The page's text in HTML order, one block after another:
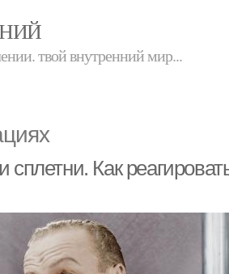
твой внутренний мир...
сплетни. Как